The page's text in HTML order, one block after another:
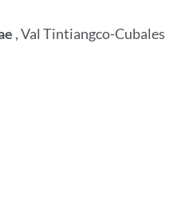
, Val Tintiangco-Cubales